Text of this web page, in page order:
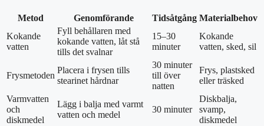
Metod Genomförande Tidsåtgång Materialbehov
Kokande
vatten
Fyll behållaren med
kokande vatten, låt stå
tills det svalnar
15–30
minuter
Kokande
vatten, sked, sil
Frysmetoden
Placera i frysen tills
stearinet hårdnar
30 minuter
till över
natten
Frys, plastsked
eller träsked
Varmvatten
och
diskmedel
Lägg i balja med varmt
vatten och medel
30 minuter
Diskbalja,
svamp,
diskmedel